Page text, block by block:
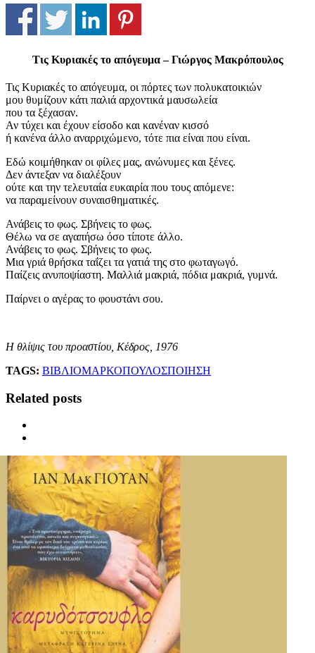
Τις Κυριακές το απόγευμα – Γιώργος Μακρόπουλος
Τις Κυριακές το απόγευμα, οι πόρτες των πολυκατοικιών
μου θυμίζουν κάτι παλιά αρχοντικά μαυσωλεία
που τα ξέχασαν.
Αν τύχει και έχουν είσοδο και κανέναν κισσό
ή κανένα άλλο αναρριχώμενο, τότε πια είναι που είναι.
Εδώ κοιμήθηκαν οι φίλες μας, ανώνυμες και ξένες.
Δεν άντεξαν να διαλέξουν
ούτε και την τελευταία ευκαιρία που τους απόμενε:
να παραμείνουν συναισθηματικές.
Ανάβεις το φως. Σβήνεις το φως.
Θέλω να σε αγαπήσω όσο τίποτε άλλο.
Ανάβεις το φως. Σβήνεις το φως.
Μια γριά θρήσκα ταΐζει τα γατιά της στο φωταγωγό.
Παίζεις ανυποψίαστη. Μαλλιά μακριά, πόδια μακριά, γυμνά.
Παίρνει ο αγέρας το φουστάνι σου.
Η θλίψις του προαστίου, Κέδρος, 1976
TAGS: ΒΙΒΛΙΟΜΑΡΚΟΠΟΥΛΟΣΠΟΙΗΣΗ
Related posts